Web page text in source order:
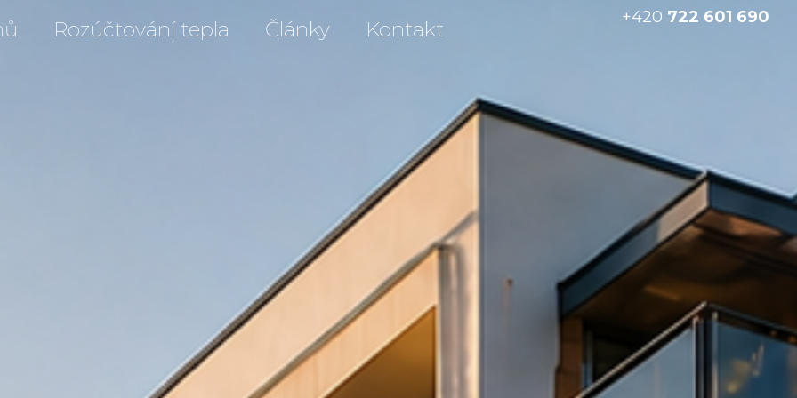
Rozúčtování tepla Články Kontakt +420 722 601 690